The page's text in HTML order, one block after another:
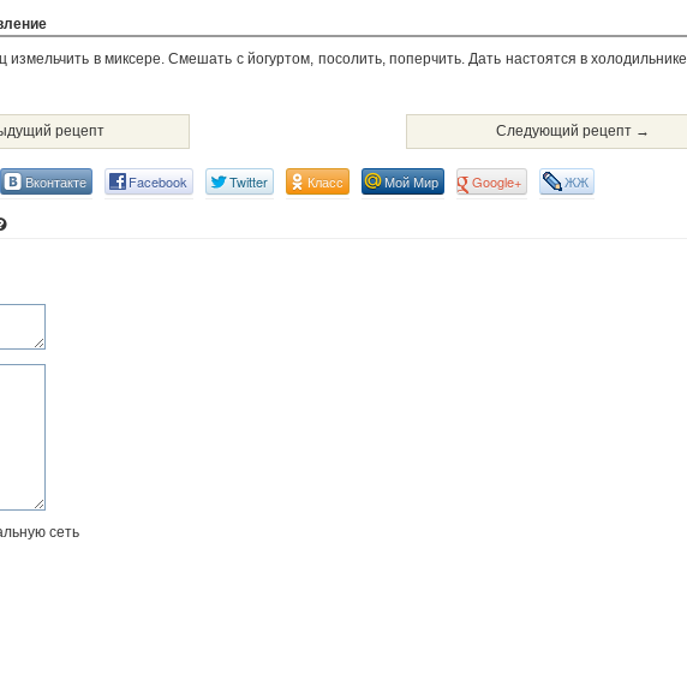
измельчить в миксере. Смешать с йогуртом, посолить, поперчить. Дать настоятся в
рецепт Следующий рецепт →
Вконтакте Facebook Twitter Класс Мой Мир Google+ ЖЖ
сеть